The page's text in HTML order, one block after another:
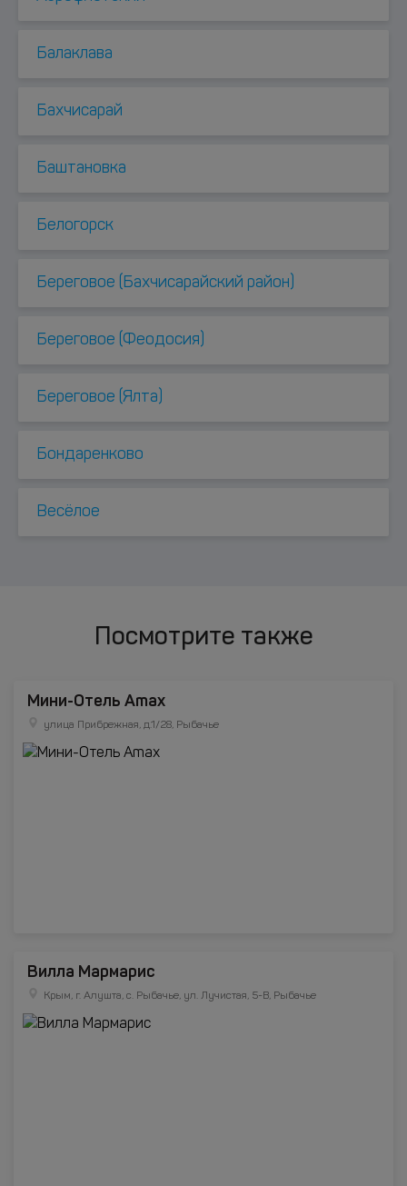
Балаклава
Бахчисарай
Баштановка
Белогорск
Береговое (Бахчисарайский район)
Береговое (Феодосия)
Береговое (Ялта)
Бондаренково
Весёлое
Посмотрите также
Мини-Отель Amax
улица Прибрежная, д.1/28, Рыбачье
Вилла Мармарис
Крым, г. Алушта, с. Рыбачье, ул. Лучистая, 5-В, Рыбачье